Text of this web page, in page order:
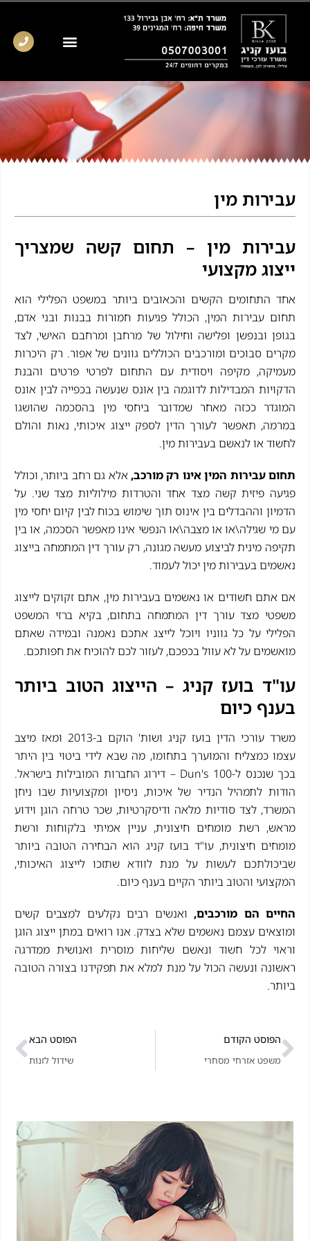
עבירות מין
עבירות מין – תחום קשה שמצריך
ייצוג מקצועי
אחד התחומים הקשים והכאובים ביותר במשפט הפלילי הוא
תחום עבירות המין, הכולל פגיעות חמורות בבנות ובני אדם,
בגופן ובנפשן ופלישה וחילול של מרחבן ומרחבם האישי, לצד
מקרים סבוכים ומורכבים הכוללים גוונים של אפור. רק היכרות
מעמיקה, מקיפה ויסודית עם התחום לפרטי פרטים והבנת
הדקויות המבדילות לדוגמה בין אונס שנעשה בכפייה לבין אונס
המוגדר ככזה מאחר שמדובר ביחסי מין בהסכמה שהושגו
במרמה, תאפשר לעורך הדין לספק ייצוג איכותי, נאות והולם
לחשוד או לנאשם בעבירות מין.
תחום עבירות המין אינו רק מורכב, אלא גם רחב ביותר, וכולל
פגיעה פיזית קשה מצד אחד והטרדות מילוליות מצד שני. על
הדמיון וההבדלים בין אינוס תוך שימוש בכוח לבין קיום יחסי מין
עם מי שגילה\או או מצבה\או הנפשי אינו מאפשר הסכמה, או בין
תקיפה מינית לביצוע מעשה מגונה, רק עורך דין המתמחה בייצוג
נאשמים בעבירות מין יכול לעמוד.
אם אתם חשודים או נאשמים בעבירות מין, אתם זקוקים לייצוג
משפטי מצד עורך דין המתמחה בתחום, בקיא ברזי המשפט
הפלילי על כל גווניו ויוכל לייצג אתכם נאמנה ובמידה שאתם
מואשמים על לא עוול בכפכם, לעזור לכם להוכיח את חפותכם.
עו"ד בועז קניג – הייצוג הטוב ביותר
בענף כיום
משרד עורכי הדין בועז קניג ושות' הוקם ב-2013 ומאז מיצב
עצמו כמצליח והמוערך בתחומו, מה שבא לידי ביטוי בין היתר
בכך שנכנס ל-Dun's 100 – דירוג החברות המובילות בישראל.
הודות לתמהיל הנדיר של איכות, ניסיון ומקצועיות שבו ניחן
המשרד, לצד סודיות מלאה ודיסקרטיות, שכר טרחה הוגן וידוע
מראש, רשת מומחים חיצונית, עניין אמיתי בלקוחות ורשת
מומחים חיצונית, עו"ד בועז קניג הוא הבחירה הטובה ביותר
שביכולתכם לעשות על מנת לוודא שתזכו לייצוג האיכותי,
המקצועי והטוב ביותר הקיים בענף כיום.
החיים הם מורכבים, ואנשים רבים נקלעים למצבים קשים
ומוצאים עצמם נאשמים שלא בצדק. אנו רואים במתן ייצוג הוגן
וראוי לכל חשוד ונאשם שליחות מוסרית ואנושית ממדרגה
ראשונה ונעשה הכול על מנת למלא את תפקידנו בצורה הטובה
ביותר.
הפוסט הקודם
משפט אזרחי מסחרי
הפוסט הבא
שידול לזנות